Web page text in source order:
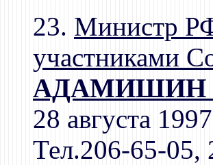
23. Министр РФ
участниками
АДАМИШИН
28 августа
Тел.206-65-05,